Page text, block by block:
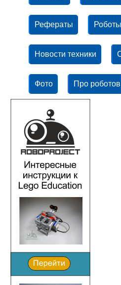
Рефераты
Новости техники
Фото Про роботов